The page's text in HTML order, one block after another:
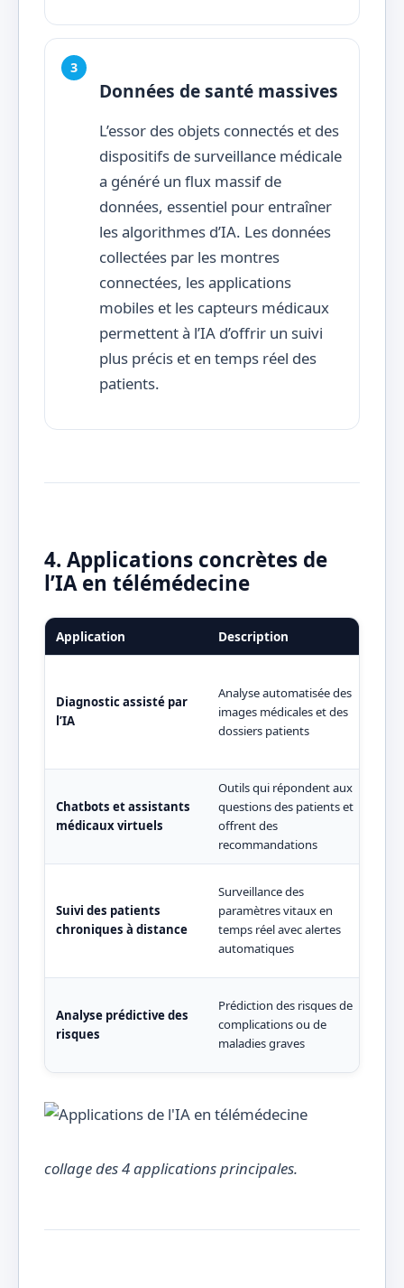
Données de santé massives
L’essor des objets connectés et des
dispositifs de surveillance médicale
a généré un flux massif de
données, essentiel pour entraîner
les algorithmes d’IA. Les données
collectées par les montres
connectées, les applications
mobiles et les capteurs médicaux
permettent à l’IA d’offrir un suivi
plus précis et en temps réel des
patients.
4. Applications concrètes de
l’IA en télémédecine
Application Description
Diagnostic assisté par
l’IA
Analyse automatisée des
images médicales et des
dossiers patients
Chatbots et assistants
médicaux virtuels
Outils qui répondent aux
questions des patients et
offrent des
recommandations
Suivi des patients
chroniques à distance
Surveillance des
paramètres vitaux en
temps réel avec alertes
automatiques
Analyse prédictive des
risques
Prédiction des risques de
complications ou de
maladies graves
collage des 4 applications principales.